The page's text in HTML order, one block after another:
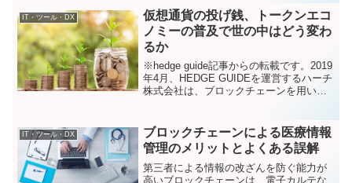
取引履歴を全て記録する仕組みや、その
履歴を誰かに改ざんされ...
IT・ツール・DX
仮想通貨の投げ銭、トークンエコ
ノミーの普及で世の中はどう変わ
るか
※hedge guide記事からの転載です。2019
年4月、HEDGE GUIDEを運営するハーチ
株式会社は、ブロックチェーンを用いた
を発表しました（参照：ギ...
IT・ツール・DX
ブロックチェーンによる医療情報
管理のメリットとよくある誤解
第三者による情報の改ざんを防ぐ能力が
高いブロックチェーンは、電子カルテな